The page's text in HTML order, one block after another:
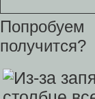
получится?